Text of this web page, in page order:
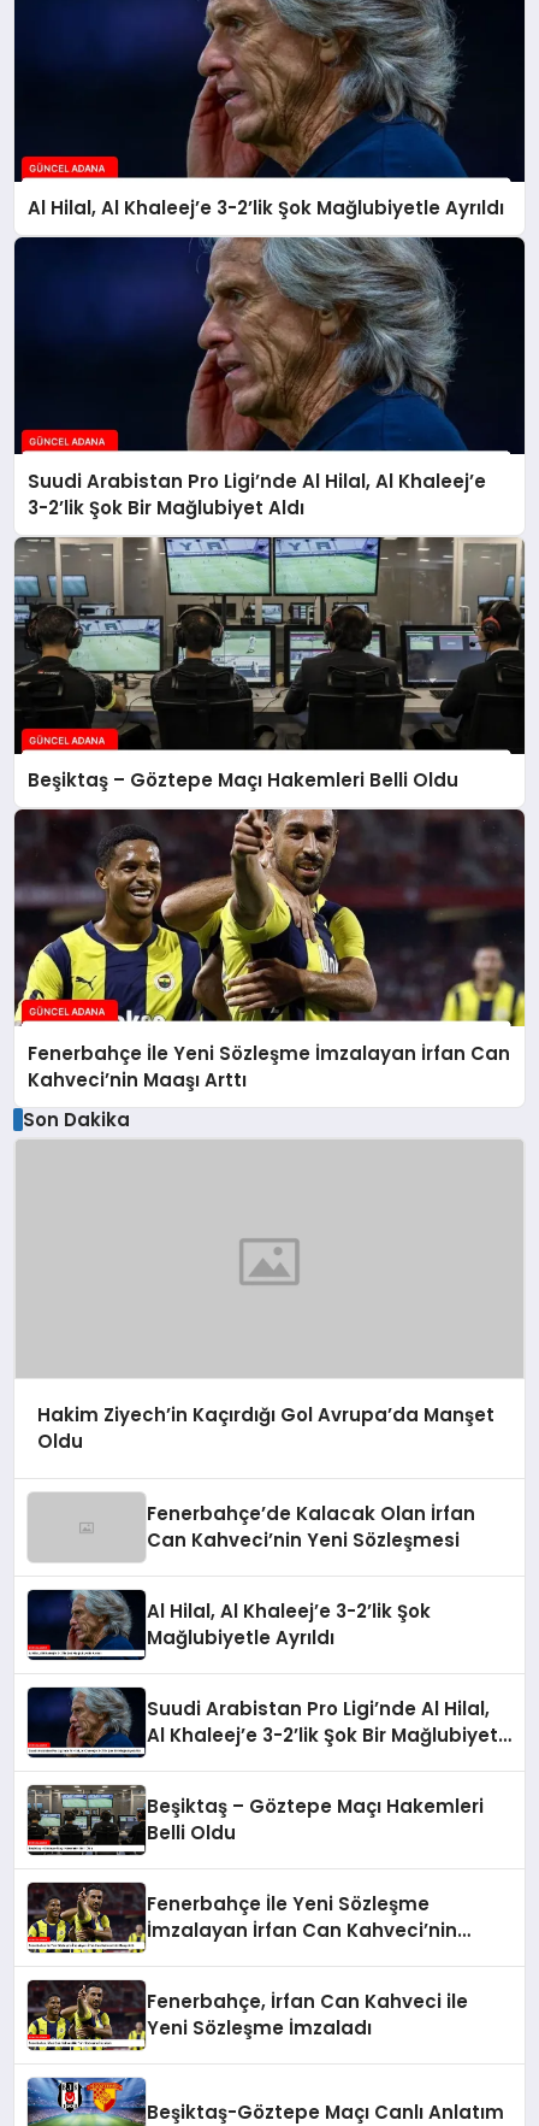
Al Hilal, Al Khaleej’e 3-2’lik Şok Mağlubiyetle Ayrıldı
Suudi Arabistan Pro Ligi’nde Al Hilal, Al Khaleej’e
3-2’lik Şok Bir Mağlubiyet Aldı
Beşiktaş – Göztepe Maçı Hakemleri Belli Oldu
Fenerbahçe İle Yeni Sözleşme İmzalayan İrfan Can
Kahveci’nin Maaşı Arttı
Son Dakika
Hakim Ziyech’in Kaçırdığı Gol Avrupa’da Manşet
Oldu
Fenerbahçe’de Kalacak Olan İrfan
Can Kahveci’nin Yeni Sözleşmesi
Al Hilal, Al Khaleej’e 3-2’lik Şok
Mağlubiyetle Ayrıldı
Suudi Arabistan Pro Ligi’nde Al Hilal,
Al Khaleej’e 3-2’lik Şok Bir Mağlubiyet
Beşiktaş – Göztepe Maçı Hakemleri
Belli Oldu
Fenerbahçe İle Yeni Sözleşme
İmzalayan İrfan Can Kahveci’nin
Fenerbahçe, İrfan Can Kahveci ile
Yeni Sözleşme İmzaladı
Beşiktaş-Göztepe Maçı Canlı Anlatım